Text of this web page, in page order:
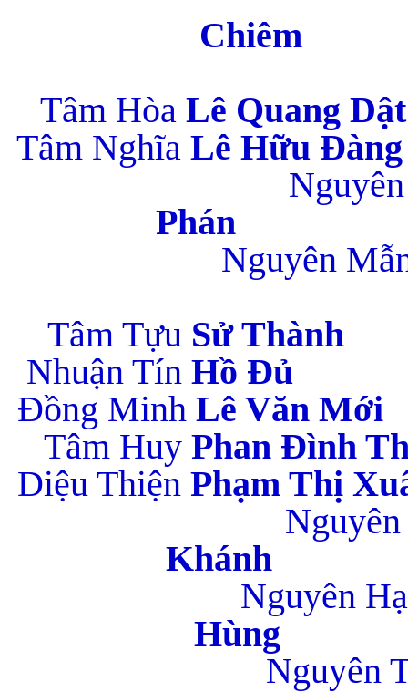
Tâm Hòa Lê
Tâm Nghĩa Lê
Nguyên
Tâm Tựu Sử
Nhuận Tín
Đồng Minh Lê
Tâm Huy Phan
Diệu Thiện Phạm
Nguyên
Nguyên